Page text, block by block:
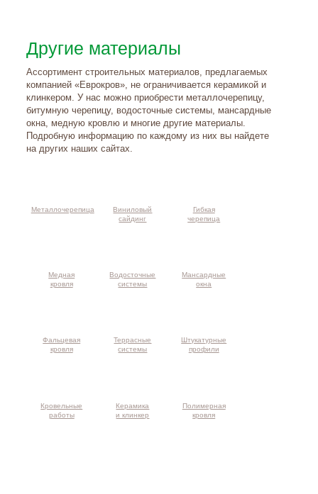
Другие материалы
Ассортимент строительных материалов, предлагаемых
компанией «Еврокров», не ограничивается керамикой и
клинкером. У нас можно приобрести металлочерепицу,
битумную черепицу, водосточные системы, мансардные
окна, медную кровлю и многие другие материалы.
Подробную информацию по каждому из них вы найдете
на других наших сайтах.
Металлочерепица
Виниловый
сайдинг
Гибкая
черепица
Медная
кровля
Водосточные
системы
Мансардные
окна
Фальцевая
кровля
Террасные
системы
Штукатурные
профили
Кровельные
работы
Керамика
и клинкер
Полимерная
кровля